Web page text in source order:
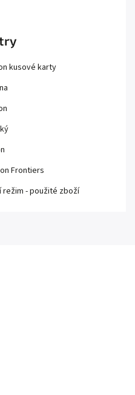
kusové karty
Frontiers
režim - použité zboží